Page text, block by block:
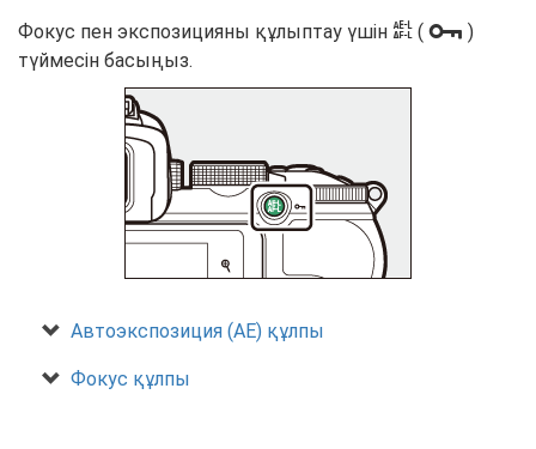
Фокус пен экспозицияны құлыптау үшін A ( L )
түймесін басыңыз.
Автоэкспозиция (AE) құлпы
Фокус құлпы